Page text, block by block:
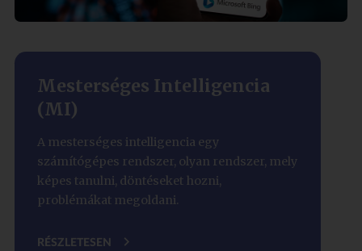
Mesterséges Intelligencia
(MI)
A mesterséges intelligencia egy
számítógépes rendszer, olyan rendszer, mely
képes tanulni, döntéseket hozni,
problémákat megoldani.
RÉSZLETESEN